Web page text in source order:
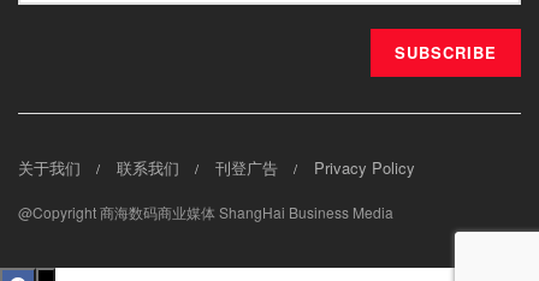
关于我们 联系我们 刊登广告 Privacy Policy
@Copyright 商海数码商业媒体 ShangHai Business Media